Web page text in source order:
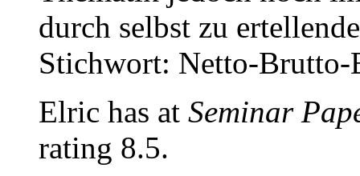
durch selbst zu
Stichwort: Netto-Brutto-
Elric has at Seminar
rating 8.5.